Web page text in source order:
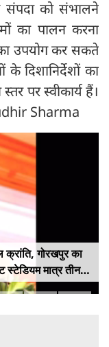
संपदा को संभालने
का पालन करना
का उपयोग कर सकते
दिशानिर्देशों का
पर स्वीकार्य हैं।
Sharma
गोरखपुर का
स्टेडियम मात्र तीन
तैयार